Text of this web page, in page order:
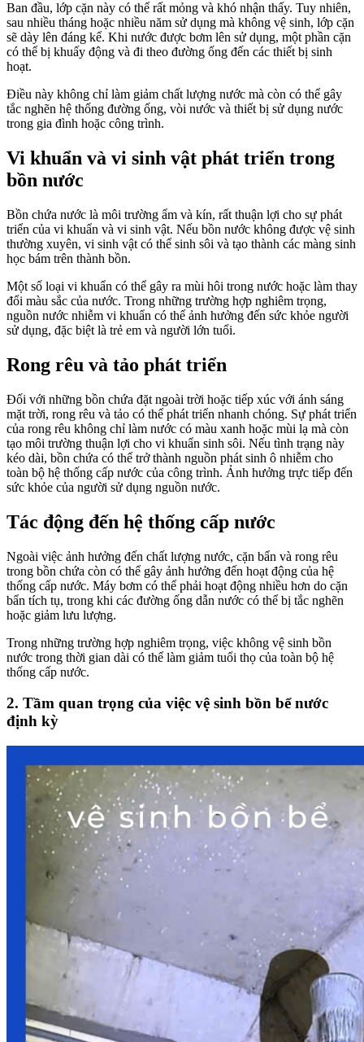
Ban đầu, lớp cặn này có thể rất mỏng và khó nhận thấy. Tuy nhiên,
sau nhiều tháng hoặc nhiều năm sử dụng mà không vệ sinh, lớp cặn
sẽ dày lên đáng kể. Khi nước được bơm lên sử dụng, một phần cặn
có thể bị khuấy động và đi theo đường ống đến các thiết bị sinh
hoạt.
Điều này không chỉ làm giảm chất lượng nước mà còn có thể gây
tắc nghẽn hệ thống đường ống, vòi nước và thiết bị sử dụng nước
trong gia đình hoặc công trình.
Vi khuẩn và vi sinh vật phát triển trong
bồn nước
Bồn chứa nước là môi trường ẩm và kín, rất thuận lợi cho sự phát
triển của vi khuẩn và vi sinh vật. Nếu bồn nước không được vệ sinh
thường xuyên, vi sinh vật có thể sinh sôi và tạo thành các màng sinh
học bám trên thành bồn.
Một số loại vi khuẩn có thể gây ra mùi hôi trong nước hoặc làm thay
đổi màu sắc của nước. Trong những trường hợp nghiêm trọng,
nguồn nước nhiễm vi khuẩn có thể ảnh hưởng đến sức khỏe người
sử dụng, đặc biệt là trẻ em và người lớn tuổi.
Rong rêu và tảo phát triển
Đối với những bồn chứa đặt ngoài trời hoặc tiếp xúc với ánh sáng
mặt trời, rong rêu và tảo có thể phát triển nhanh chóng. Sự phát triển
của rong rêu không chỉ làm nước có màu xanh hoặc mùi lạ mà còn
tạo môi trường thuận lợi cho vi khuẩn sinh sôi. Nếu tình trạng này
kéo dài, bồn chứa có thể trở thành nguồn phát sinh ô nhiễm cho
toàn bộ hệ thống cấp nước của công trình. Ảnh hưởng trực tiếp đến
sức khỏe của người sử dụng nguồn nước.
Tác động đến hệ thống cấp nước
Ngoài việc ảnh hưởng đến chất lượng nước, cặn bẩn và rong rêu
trong bồn chứa còn có thể gây ảnh hưởng đến hoạt động của hệ
thống cấp nước. Máy bơm có thể phải hoạt động nhiều hơn do cặn
bẩn tích tụ, trong khi các đường ống dẫn nước có thể bị tắc nghẽn
hoặc giảm lưu lượng.
Trong những trường hợp nghiêm trọng, việc không vệ sinh bồn
nước trong thời gian dài có thể làm giảm tuổi thọ của toàn bộ hệ
thống cấp nước.
2. Tầm quan trọng của việc vệ sinh bồn bể nước
định kỳ